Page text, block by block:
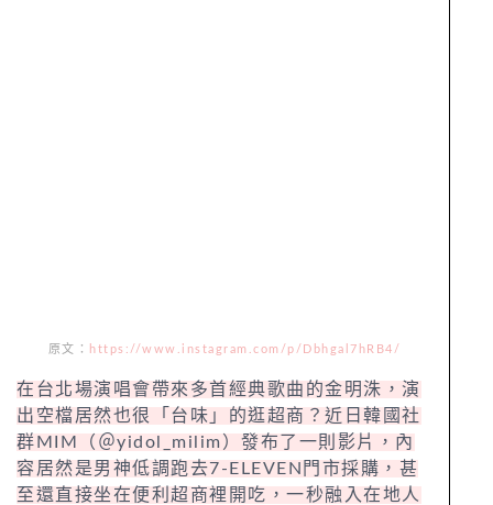
原文： https://www.instagram.com/p/Dbhgal7hRB4/
在台北場演唱會帶來多首經典歌曲的金明洙，演
出空檔居然也很「台味」的逛超商？近日韓國社
群MIM（＠yidol_milim）發布了一則影片，內
容居然是男神低調跑去7-ELEVEN門市採購，甚
至還直接坐在便利超商裡開吃，一秒融入在地人